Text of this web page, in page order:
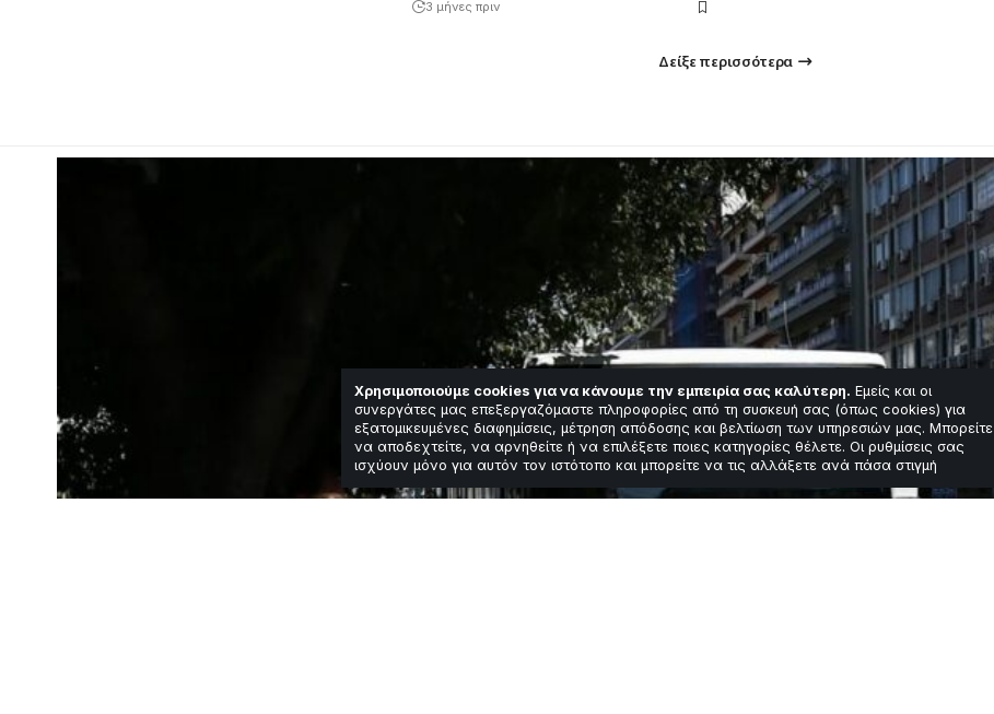
Χρησιμοποιούμε cookies για να κάνουμε την εμπειρία σας καλύτερη. Εμείς και οι
συνεργάτες μας επεξεργαζόμαστε πληροφορίες από τη συσκευή σας (όπως cookies) για
εξατομικευμένες διαφημίσεις, μέτρηση απόδοσης και βελτίωση των υπηρεσιών μας. Μπορείτε
να αποδεχτείτε, να αρνηθείτε ή να επιλέξετε ποιες κατηγορίες θέλετε. Οι ρυθμίσεις σας
ισχύουν μόνο για αυτόν τον ιστότοπο και μπορείτε να τις αλλάξετε ανά πάσα στιγμή
3 μήνες πριν
Δείξε περισσότερα